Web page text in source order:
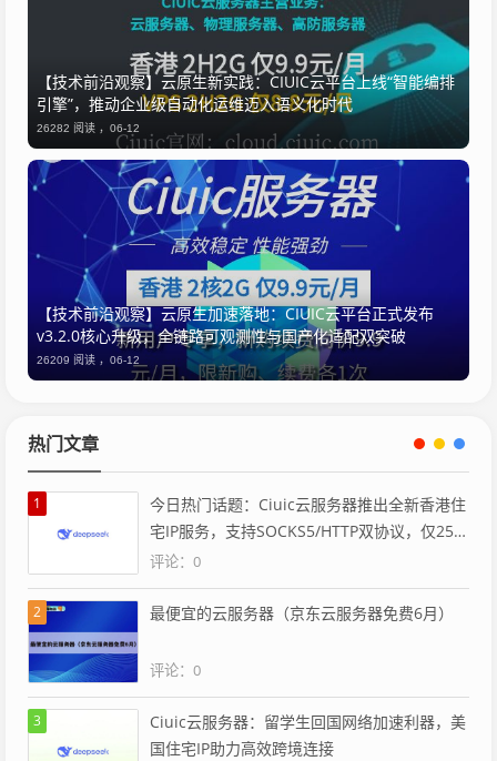
【技术前沿观察】云原生新实践：CIUIC云平台上线“智能编排
引擎”，推动企业级自动化运维迈入语义化时代
26282 阅读 ， 06-12
【技术前沿观察】云原生加速落地：CIUIC云平台正式发布
v3.2.0核心升级，全链路可观测性与国产化适配双突破
26209 阅读 ， 06-12
热门文章
1
今日热门话题：Ciuic云服务器推出全新香港住
宅IP服务，支持SOCKS5/HTTP双协议，仅25
元/月
评论：0
2 最便宜的云服务器（京东云服务器免费6月）
评论：0
3
Ciuic云服务器：留学生回国网络加速利器，美
国住宅IP助力高效跨境连接